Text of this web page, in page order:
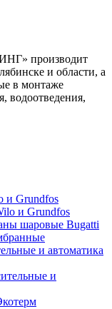
производит
и области, а
в монтаже
водоотведения,
и Grundfos
и автоматика